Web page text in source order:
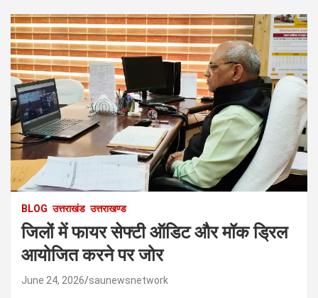
BLOG उत्तराखंड उत्तराखण्ड
जिलों में फायर सेफ्टी ऑडिट और मॉक ड्रिल
आयोजित करने पर जोर
June 24, 2026 saunewsnetwork